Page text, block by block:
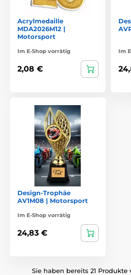
Acrylmedaille
MDA2026M12 |
Motorsport
Im E-Shop vorrätig
2,08 €
Im
Design-Trophäe
AV1M08 | Motorsport
Im E-Shop vorrätig
24,83 €
Sie haben bereits 21 Produkte